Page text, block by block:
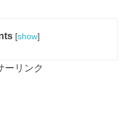
[show]
ーリンク